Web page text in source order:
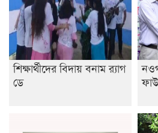
শেষ সময়ে ভোট কারচুরি
শিক্ষার্থীদের বিদায় বনাম র‍্যাগ
ডে